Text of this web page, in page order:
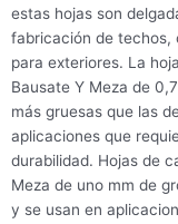
estas hojas son
fabricación de techos,
para exteriores. La
Bausate Y Meza de
más gruesas que las
aplicaciones que
durabilidad. Hojas de
Meza de uno mm de
y se usan en